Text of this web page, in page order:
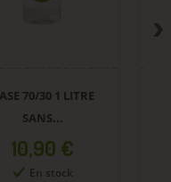
70/30 1 LITRE
SANS...
Prix
10,90 €
En stock